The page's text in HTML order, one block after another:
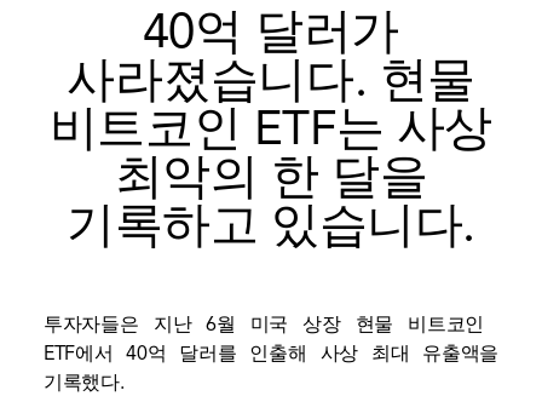
40억 달러가
사라졌습니다. 현물
비트코인 ​​ETF는 사상
최악의 한 달을
기록하고 있습니다.
투자자들은 지난 6월 미국 상장 현물 비트코인 ​​
ETF에서 40억 달러를 인출해 사상 최대 유출액을
기록했다.